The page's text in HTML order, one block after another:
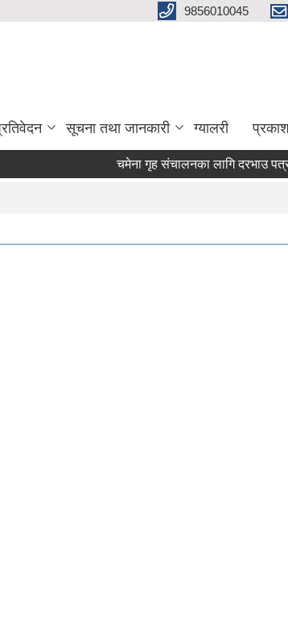
9856010045
सूचना तथा जानकारी ग्यालरी
चमेना गृह संचालनका लागि दरभाउ पत्र